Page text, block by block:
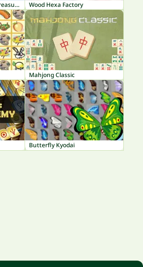
Bubble Shooter: Pirate Treasures Wood Hexa Factory
Mahjong Classic
Butterfly Kyodai